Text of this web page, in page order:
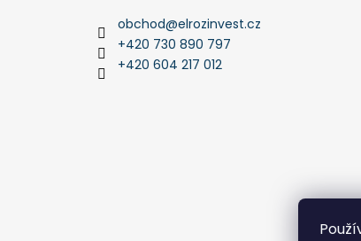
obchod@elrozinvest.cz
+420 730 890 797
+420 604 217 012